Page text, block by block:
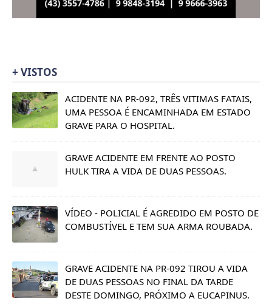
+ VISTOS
ACIDENTE NA PR-092, TRÊS VITIMAS FATAIS,
UMA PESSOA É ENCAMINHADA EM ESTADO
GRAVE PARA O HOSPITAL.
GRAVE ACIDENTE EM FRENTE AO POSTO
HULK TIRA A VIDA DE DUAS PESSOAS.
VÍDEO - POLICIAL É AGREDIDO EM POSTO DE
COMBUSTÍVEL E TEM SUA ARMA ROUBADA.
GRAVE ACIDENTE NA PR-092 TIROU A VIDA
DE DUAS PESSOAS NO FINAL DA TARDE
DESTE DOMINGO, PRÓXIMO A EUCAPINUS.